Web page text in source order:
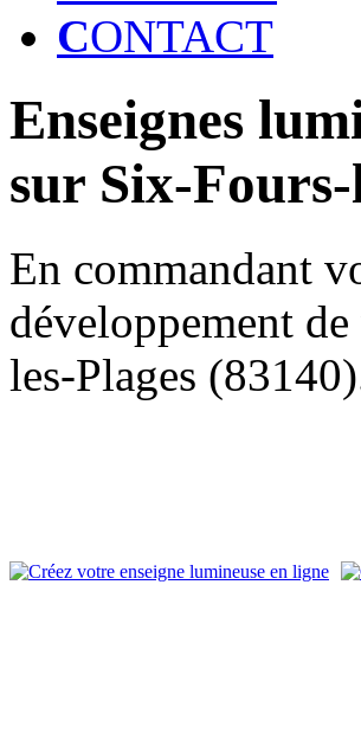
CONTACT
Enseignes
sur Six-Fours-
En commandant
développement
les-Plages